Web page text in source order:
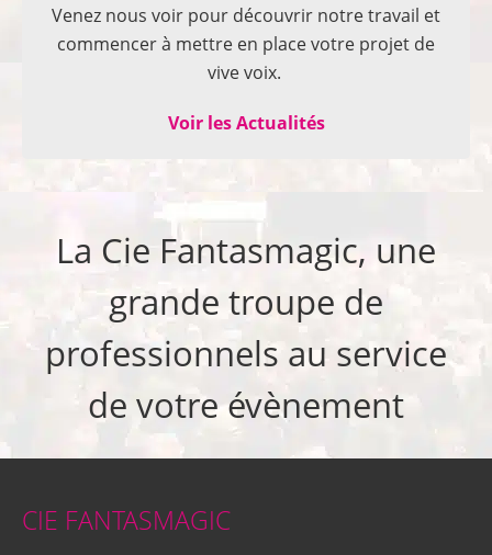
Venez nous voir pour découvrir notre travail et
commencer à mettre en place votre projet de
vive voix.
Voir les Actualités
La Cie Fantasmagic, une
grande troupe de
professionnels au service
de votre évènement
CIE FANTASMAGIC